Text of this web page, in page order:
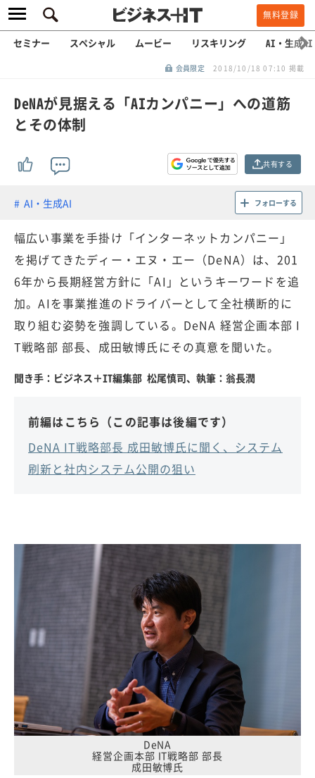
無料登録
セミナー スペシャル ムービー リスキリング AI・生成AI
会員限定 2018/10/18 07:10 掲載
DeNAが見据える「AIカンパニー」への道筋
とその体制
共有する
AI・生成AI フォローする
幅広い事業を手掛け「インターネットカンパニー」
を掲げてきたディー・エヌ・エー（DeNA）は、201
6年から長期経営方針に「AI」というキーワードを追
加。AIを事業推進のドライバーとして全社横断的に
取り組む姿勢を強調している。DeNA 経営企画本部 I
T戦略部 部長、成田敏博氏にその真意を聞いた。
聞き手：ビジネス＋IT編集部 松尾慎司、執筆：翁長潤
前編はこちら（この記事は後編です）
DeNA IT戦略部長 成田敏博氏に聞く、システム
刷新と社内システム公開の狙い
DeNA
経営企画本部 IT戦略部 部長
成田敏博氏